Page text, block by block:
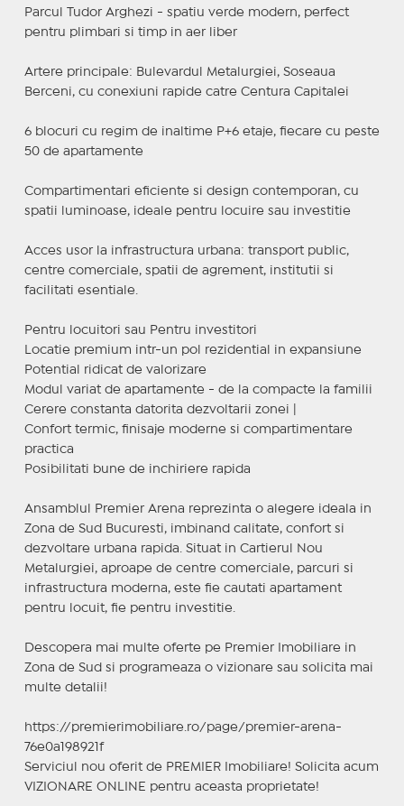
Parcul Tudor Arghezi - spatiu verde modern, perfect
pentru plimbari si timp in aer liber
Artere principale: Bulevardul Metalurgiei, Soseaua
Berceni, cu conexiuni rapide catre Centura Capitalei
6 blocuri cu regim de inaltime P+6 etaje, fiecare cu peste
50 de apartamente
Compartimentari eficiente si design contemporan, cu
spatii luminoase, ideale pentru locuire sau investitie
Acces usor la infrastructura urbana: transport public,
centre comerciale, spatii de agrement, institutii si
facilitati esentiale.
Pentru locuitori sau Pentru investitori
Locatie premium intr-un pol rezidential in expansiune
Potential ridicat de valorizare
Modul variat de apartamente - de la compacte la familii
Cerere constanta datorita dezvoltarii zonei |
Confort termic, finisaje moderne si compartimentare
practica
Posibilitati bune de inchiriere rapida
Ansamblul Premier Arena reprezinta o alegere ideala in
Zona de Sud Bucuresti, imbinand calitate, confort si
dezvoltare urbana rapida. Situat in Cartierul Nou
Metalurgiei, aproape de centre comerciale, parcuri si
infrastructura moderna, este fie cautati apartament
pentru locuit, fie pentru investitie.
Descopera mai multe oferte pe Premier Imobiliare in
Zona de Sud si programeaza o vizionare sau solicita mai
multe detalii!
https://premierimobiliare.ro/page/premier-arena-
76e0a198921f
Serviciul nou oferit de PREMIER Imobiliare! Solicita acum
VIZIONARE ONLINE pentru aceasta proprietate!